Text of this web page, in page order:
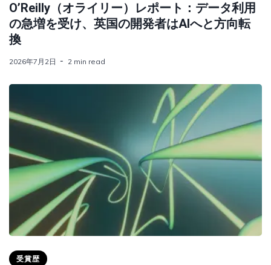
O’Reilly（オライリー）レポート：データ利用
の急増を受け、英国の開発者はAIへと方向転
換
2026年7月2日 2 min read
受賞歴